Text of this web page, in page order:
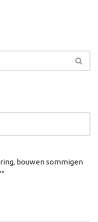
bouwen sommigen